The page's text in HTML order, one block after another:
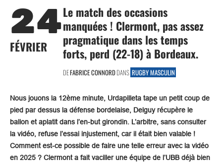
24
FÉVRIER
Le match des occasions
manquées ! Clermont, pas assez
pragmatique dans les temps
forts, perd (22-18) à Bordeaux.
DEFABRICE CONNORDDANS RUGBY MASCULIN
Nous jouons la 12ème minute, Urdapilleta tape un petit coup de
pied par dessus la défense bordelaise, Delguy récupère le
ballon et aplatit dans l’en-but girondin. L’arbitre, sans consulter
la vidéo, refuse l’essai injustement, car il était bien valable !
Comment est-ce possible de faire une telle erreur avec la vidéo
en 2025 ? Clermont a fait vaciller une équipe de l’UBB déjà bien